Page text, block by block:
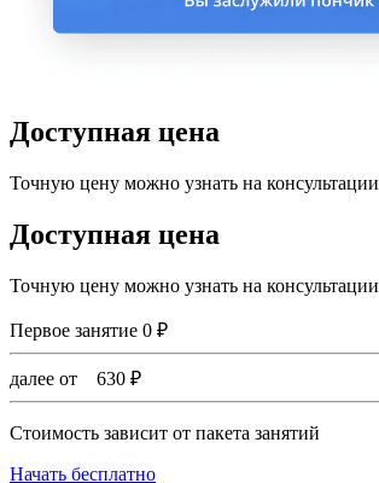
Доступная цена
Точную цену можно узнать на консультации
Доступная цена
Точную цену можно узнать на консультации
Первое занятие 0 ₽
далее от 630 ₽
Стоимость зависит от пакета занятий
Начать бесплатно